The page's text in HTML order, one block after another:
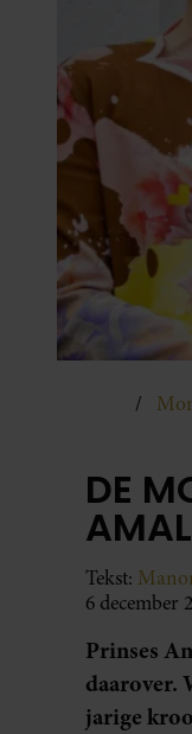
DE
Tekst:
6 december
Prinses
daarover.
jarige